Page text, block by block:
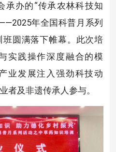
承办的“传承农林科技知
年全国科普月系列
圆满落下帷幕。此次培
实践操作深度融合的模
业发展注入强劲科技动
者及非遗传承人参与。